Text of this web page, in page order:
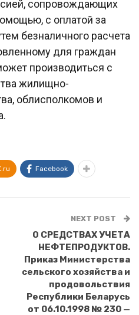
сопровождающих
с оплатой за
безналичного расчета
для граждан
производиться с
жилищно-
облисполкомов и
Facebook
NEXT POST
О СРЕДСТВАХ УЧЕТА
НЕФТЕПРОДУКТОВ.
Приказ Министерства
сельского хозяйства и
продовольствия
Республики Беларусь
от 06.10.1998 № 230 —